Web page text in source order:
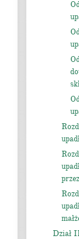
Dział